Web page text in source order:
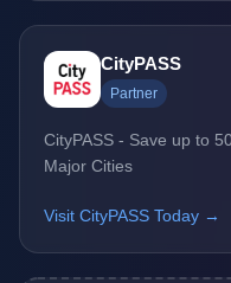
CityPASS
Partner
CityPASS - Save up to
Major Cities
Visit CityPASS Today →